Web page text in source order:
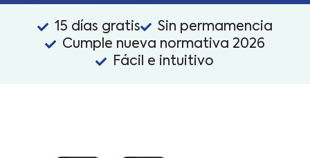
15 días gratis
Sin permamencia
Cumple nueva normativa 2026
Fácil e intuitivo